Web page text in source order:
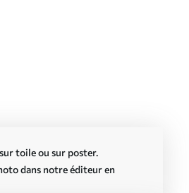
toile ou sur poster.
dans notre éditeur en